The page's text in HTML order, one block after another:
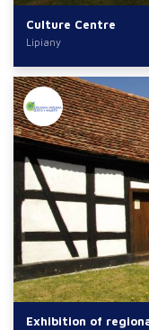
Culture Centre
Lipiany
Exhibition of